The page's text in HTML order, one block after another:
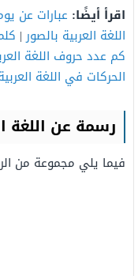
اقرأ أيضًا: عبارات عن
اللغة العربية بالصور|
كم عدد حروف اللغة
الحركات في اللغة
رسمة عن اللغة
فيما يلي مجموعة من